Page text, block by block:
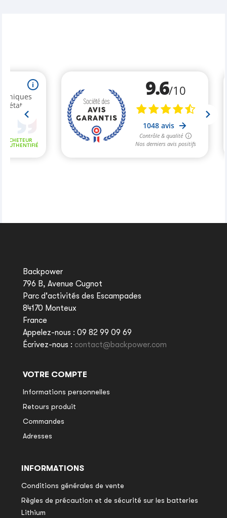
Backpower
796 B, Avenue Cugnot
Parc d'activités des Escampades
84170 Monteux
France
Appelez-nous : 09 82 99 09 69
Écrivez-nous : contact@backpower.com
VOTRE COMPTE
Informations personnelles
Retours produit
Commandes
Adresses
INFORMATIONS
Conditions générales de vente
Règles de précaution et de sécurité sur les batteries
Lithium